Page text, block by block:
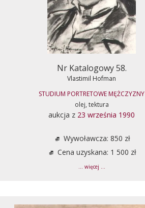
Nr Katalogowy 58.
Vlastimil Hofman
STUDIUM PORTRETOWE MĘŻCZYZNY
olej, tektura
aukcja z 23 września 1990
Wywoławcza: 850 zł
Cena uzyskana: 1 500 zł
... więcej ...